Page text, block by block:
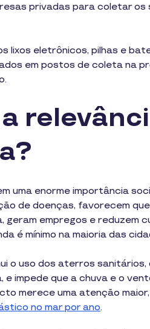
privadas para coletar
lixos eletrônicos, pilhas e
em postos de coleta na
uma enorme importância
de doenças, favorecem
empregos e reduzem
é mínimo na maioria das
o uso dos aterros
e impede que a chuva e o
merece uma atenção
no mar por ano.